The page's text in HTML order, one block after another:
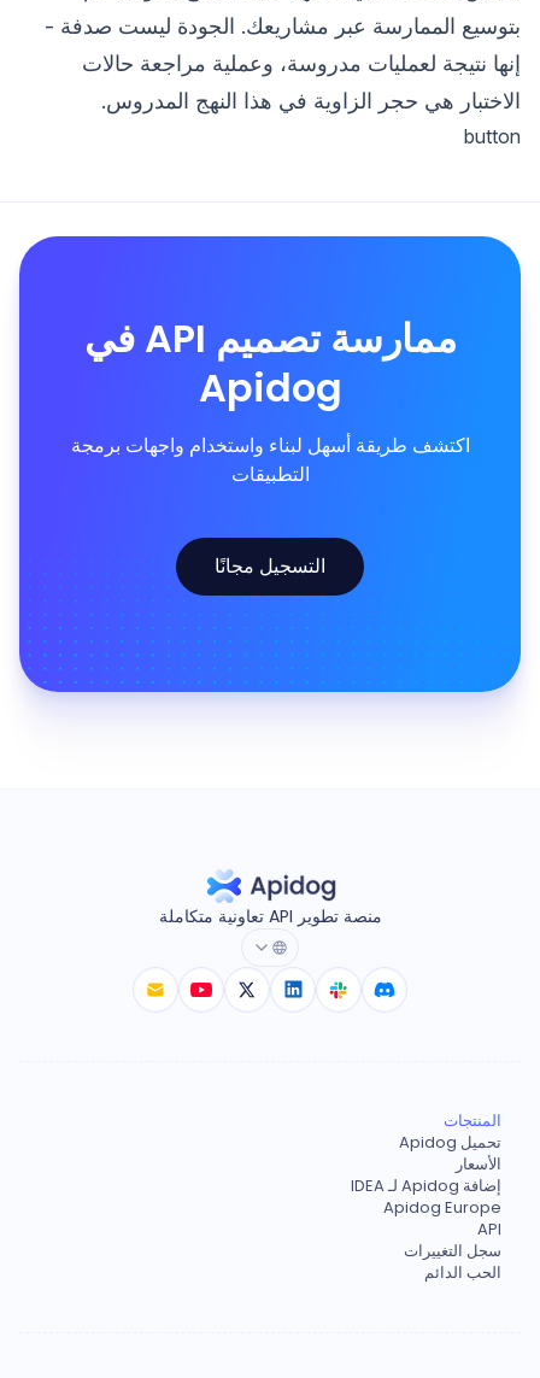
بتوسيع الممارسة عبر مشاريعك. الجودة ليست صدفة -
إنها نتيجة لعمليات مدروسة، وعملية مراجعة حالات
الاختبار هي حجر الزاوية في هذا النهج المدروس.
button
ممارسة تصميم API في
Apidog
اكتشف طريقة أسهل لبناء واستخدام واجهات برمجة
التطبيقات
التسجيل مجانًا
منصة تطوير API تعاونية متكاملة
المنتجات
تحميل Apidog
الأسعار
إضافة Apidog لـ IDEA
Apidog Europe
API
سجل التغييرات
الحب الدائم